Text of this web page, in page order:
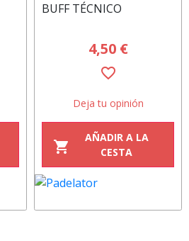
BUFF TÉCNICO
4,50 €
favorite_border
Deja tu opinión
shopping_cart
AÑADIR A LA
CESTA